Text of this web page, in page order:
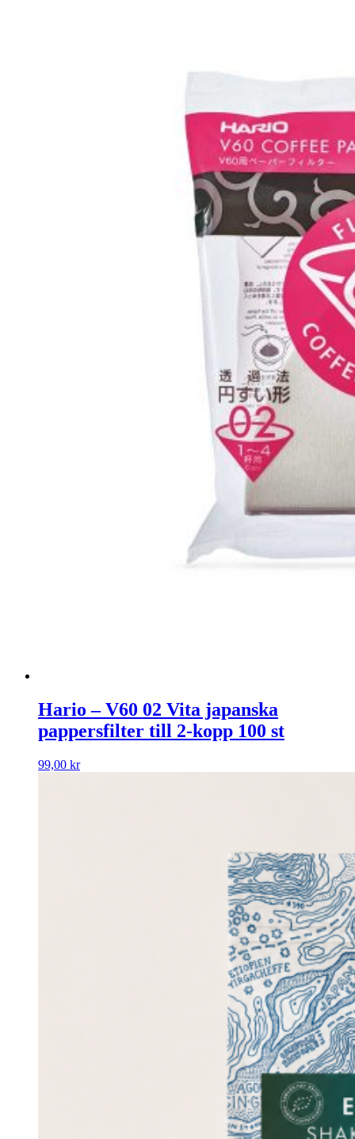
Hario – V60 02 Vita japanska
pappersfilter till 2-kopp 100 st
99,00 kr